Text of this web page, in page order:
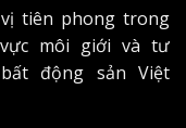
tiên phong trong
môi giới và tư
động sản Việt